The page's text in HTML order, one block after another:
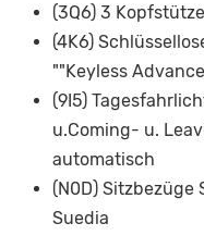
(3Q6) 3
(4K6)
""Keyless
(9I5)
u.Coming- u.
automatisch
(N0D)
Suedia